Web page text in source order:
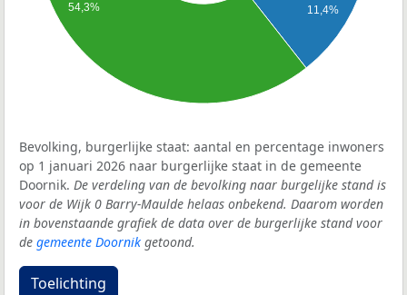
11,4%
54,3%
Bevolking, burgerlijke staat: aantal en percentage inwoners
op 1 januari 2026 naar burgerlijke staat in de gemeente
Doornik. De verdeling van de bevolking naar burgelijke stand is
voor de Wijk 0 Barry-Maulde helaas onbekend. Daarom worden
in bovenstaande grafiek de data over de burgerlijke stand voor
de gemeente Doornik getoond.
Toelichting